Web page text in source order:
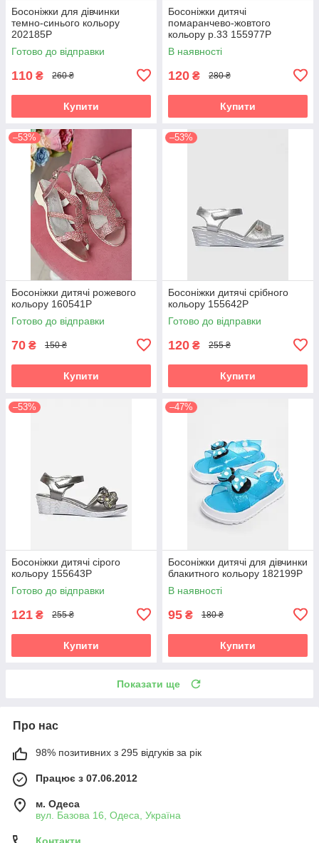
Босоніжки для дівчинки
темно-синього кольору
202185P
Готово до відправки
110 ₴ 260 ₴
Купити
Босоніжки дитячі
помаранчево-жовтого
кольору р.33 155977P
В наявності
120 ₴ 280 ₴
Купити
–53%
Босоніжки дитячі рожевого
кольору 160541P
Готово до відправки
70 ₴ 150 ₴
Купити
–53%
Босоніжки дитячі срібного
кольору 155642P
Готово до відправки
120 ₴ 255 ₴
Купити
–53%
Босоніжки дитячі сірого
кольору 155643P
Готово до відправки
121 ₴ 255 ₴
Купити
–47%
Босоніжки дитячі для дівчинки
блакитного кольору 182199P
В наявності
95 ₴ 180 ₴
Купити
Показати ще
Про нас
98% позитивних з 295 відгуків за рік
Працює з 07.06.2012
м. Одеса
вул. Базова 16, Одеса, Україна
Контакти